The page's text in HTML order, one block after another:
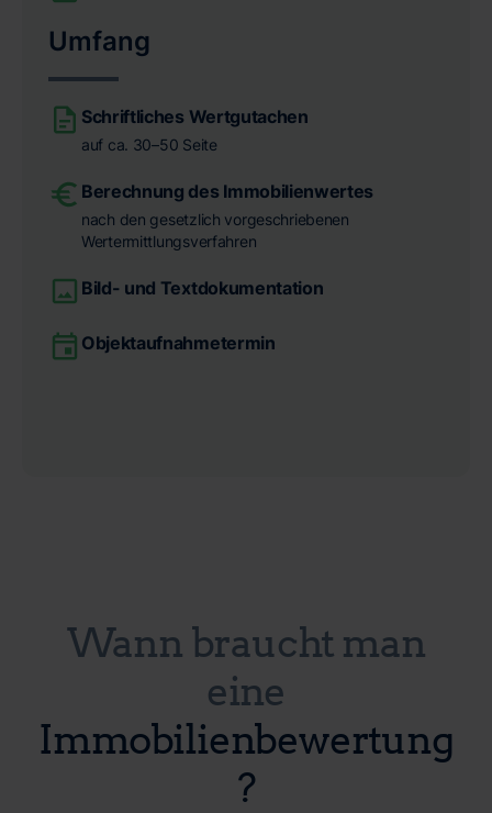
Umfang
Schriftliches Wertgutachen
auf ca. 30–50 Seite
Berechnung des Immobilienwertes
nach den gesetzlich vorgeschriebenen
Wertermittlungsverfahren
Bild- und Textdokumentation
Objektaufnahmetermin
Wann braucht man
eine
Immobilienbewertung
?